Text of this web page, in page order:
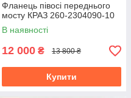
Фланець півосі переднього
мосту КРАЗ 260-2304090-10
В наявності
12 000 ₴ 13 800 ₴
Купити